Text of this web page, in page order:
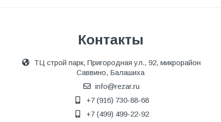
Контакты
ТЦ строй парк, Пригородная ул., 92, микрорайон
Саввино, Балашиха
info@rezar.ru
+7 (916) 730-88-68
+7 (499) 499-22-92